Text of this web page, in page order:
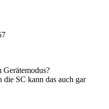
die SC kann das auch gar